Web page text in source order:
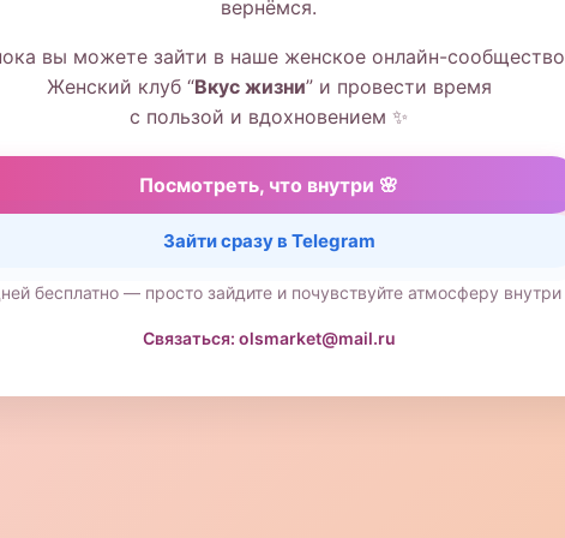
вернёмся.
вы можете зайти в наше женское онлайн-сообщество
Женский клуб “Вкус жизни” и провести время
с пользой и вдохновением ✨
Посмотреть, что внутри 🌸
Зайти сразу в Telegram
бесплатно — просто зайдите и почувствуйте атмосферу внутри
Связаться: olsmarket@mail.ru